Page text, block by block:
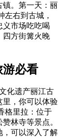
镇。第一天：丽
左右到古城，
义市场吃吃喝
四方街篝火晚
游必看
化遗产丽江古
里，你可以体验
格里拉：位于
林寺等景点。
，可以深入了解